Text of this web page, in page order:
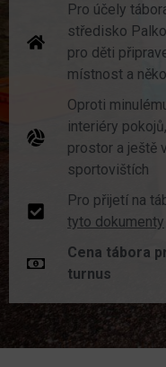
Pro účely
středisko
pro děti
místnost a
Oproti
interiéry
prostor a ještě
sportovištích
Pro přijetí na
tyto dokumenty
Cena tábora
turnus